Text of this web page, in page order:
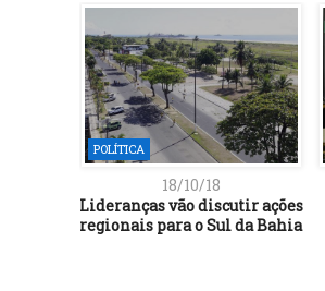
POLÍTICA
18/10/18
Lideranças vão discutir ações
regionais para o Sul da Bahia